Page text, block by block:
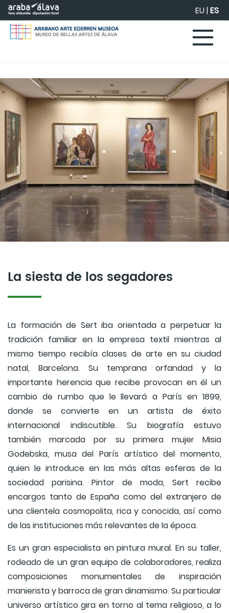
Saltar al contenido principal EU|ES
La siesta de los segadores
La formación de Sert iba orientada a perpetuar la
tradición familiar en la empresa textil mientras al
mismo tiempo recibía clases de arte en su ciudad
natal, Barcelona. Su temprana orfandad y la
importante herencia que recibe provocan en él un
cambio de rumbo que le llevará a París en 1899,
donde se convierte en un artista de éxito
internacional indiscutible. Su biografía estuvo
también marcada por su primera mujer Misia
Godebska, musa del París artístico del momento,
quien le introduce en las más altas esferas de la
sociedad parisina. Pintor de moda, Sert recibe
encargos tanto de España como del extranjero de
una clientela cosmopolita, rica y conocida, así como
de las instituciones más relevantes de la época.
Es un gran especialista en pintura mural. En su taller,
rodeado de un gran equipo de colaboradores, realiza
composiciones monumentales de inspiración
manierista y barroca de gran dinamismo. Su particular
universo artístico gira en torno al tema religioso, a lo